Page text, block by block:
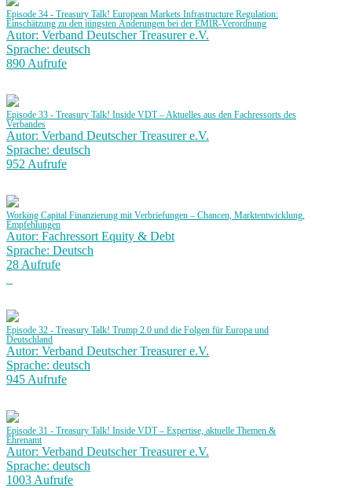
Episode 34 - Treasury Talk! European Markets Infrastructure Regulation:
Einschätzung zu den jüngsten Änderungen bei der EMIR-Verordnung
Autor: Verband Deutscher Treasurer e.V.
Sprache: deutsch
890 Aufrufe
Episode 33 - Treasury Talk! Inside VDT – Aktuelles aus den Fachressorts des
Verbandes
Autor: Verband Deutscher Treasurer e.V.
Sprache: deutsch
952 Aufrufe
Working Capital Finanzierung mit Verbriefungen – Chancen, Marktentwicklung,
Empfehlungen
Autor: Fachressort Equity & Debt
Sprache: Deutsch
28 Aufrufe
Episode 32 - Treasury Talk! Trump 2.0 und die Folgen für Europa und
Deutschland
Autor: Verband Deutscher Treasurer e.V.
Sprache: deutsch
945 Aufrufe
Episode 31 - Treasury Talk! Inside VDT – Expertise, aktuelle Themen &
Ehrenamt
Autor: Verband Deutscher Treasurer e.V.
Sprache: deutsch
1003 Aufrufe